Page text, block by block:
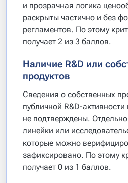
и прозрачная логика
раскрыты частично и без
регламентов. По этому
получает 2 из 3 баллов.
Наличие R&D или
продуктов
Сведения о собственных
публичной R&D-
не подтверждены.
линейки или
которые можно
зафиксировано. По этому
получает 0 из 1 баллов.